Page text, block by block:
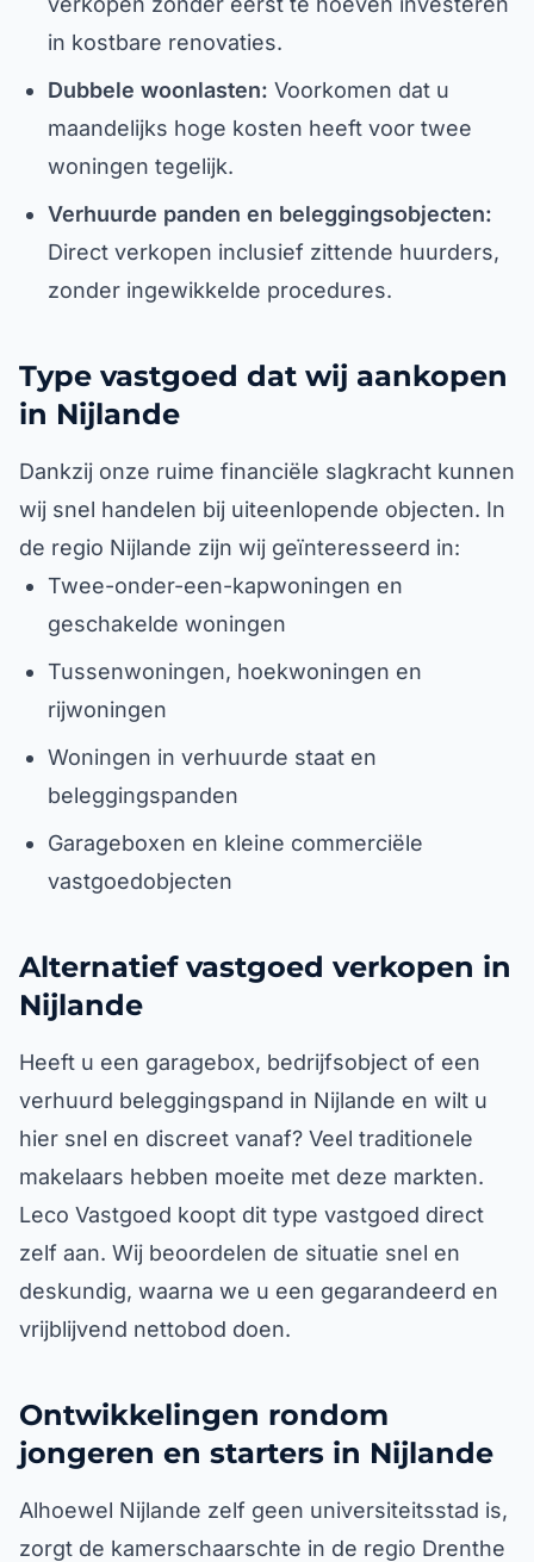
in kostbare renovaties.
Dubbele woonlasten: Voorkomen dat u
maandelijks hoge kosten heeft voor twee
woningen tegelijk.
Verhuurde panden en beleggingsobjecten:
Direct verkopen inclusief zittende huurders,
zonder ingewikkelde procedures.
Type vastgoed dat wij aankopen
in Nijlande
Dankzij onze ruime financiële slagkracht kunnen
wij snel handelen bij uiteenlopende objecten. In
de regio Nijlande zijn wij geïnteresseerd in:
Twee-onder-een-kapwoningen en
geschakelde woningen
Tussenwoningen, hoekwoningen en
rijwoningen
Woningen in verhuurde staat en
beleggingspanden
Garageboxen en kleine commerciële
vastgoedobjecten
Alternatief vastgoed verkopen in
Nijlande
Heeft u een garagebox, bedrijfsobject of een
verhuurd beleggingspand in Nijlande en wilt u
hier snel en discreet vanaf? Veel traditionele
makelaars hebben moeite met deze markten.
Leco Vastgoed koopt dit type vastgoed direct
zelf aan. Wij beoordelen de situatie snel en
deskundig, waarna we u een gegarandeerd en
vrijblijvend nettobod doen.
Ontwikkelingen rondom
jongeren en starters in Nijlande
Alhoewel Nijlande zelf geen universiteitsstad is,
zorgt de kamerschaarschte in de regio Drenthe